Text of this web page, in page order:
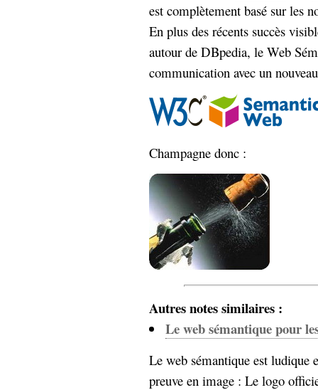
est complètement basé sur les
En plus des récents succès
autour de DBpedia, le Web
communication avec un
Champagne donc :
Autres notes similaires :
Le web sémantique pour
Le web sémantique est ludique
preuve en image : Le logo